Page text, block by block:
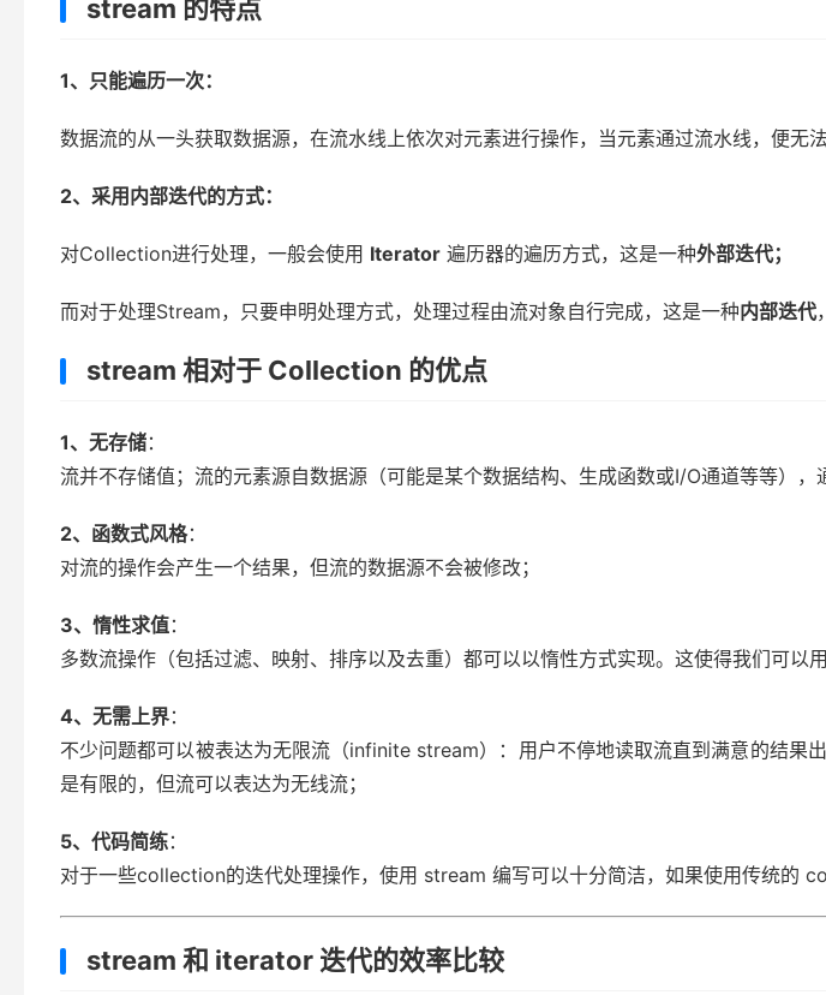
stream 的特点
1、只能遍历一次：
数据流的从一头获取数据源，在流水线上依次对元素进行操作，当元素通过流水线，便无
2、采用内部迭代的方式：
对Collection进行处理，一般会使用 Iterator 遍历器的遍历方式，这是一种外部迭代；
而对于处理Stream，只要申明处理方式，处理过程由流对象自行完成，这是一种内部迭代
stream 相对于 Collection 的优点
1、无存储：
流并不存储值；流的元素源自数据源（可能是某个数据结构、生成函数或I/O通道等等），
2、函数式风格：
对流的操作会产生一个结果，但流的数据源不会被修改；
3、惰性求值：
多数流操作（包括过滤、映射、排序以及去重）都可以以惰性方式实现。这使得我们可以
4、无需上界：
不少问题都可以被表达为无限流（infinite stream）：用户不停地读取流直到满意的结
是有限的，但流可以表达为无线流；
5、代码简练：
对于一些collection的迭代处理操作，使用 stream 编写可以十分简洁，如果使用传统的
stream 和 iterator 迭代的效率比较